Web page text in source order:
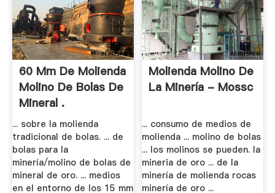
60 Mm De Molienda
Molino De Bolas De
Mineral .
... sobre la molienda
tradicional de bolas. ... de
bolas para la
minería/molino de bolas de
mineral de oro. ... medios
en el entorno de los 15 mm
Molienda Molino De
La Minería - Mossc
... consumo de medios de
molienda ... molino de bolas
... los molinos se pueden. la
mineria de oro ... de la
minería de molienda rocas
minería de oro ...